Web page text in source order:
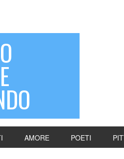
AMORE POETI